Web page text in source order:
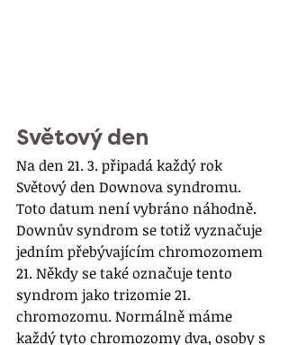
Světový den
Na den 21. 3. připadá každý rok
Světový den Downova syndromu.
Toto datum není vybráno náhodně.
Downův syndrom se totiž vyznačuje
jedním přebývajícím chromozomem
21. Někdy se také označuje tento
syndrom jako trizomie 21.
chromozomu. Normálně máme
každý tyto chromozomy dva, osoby s